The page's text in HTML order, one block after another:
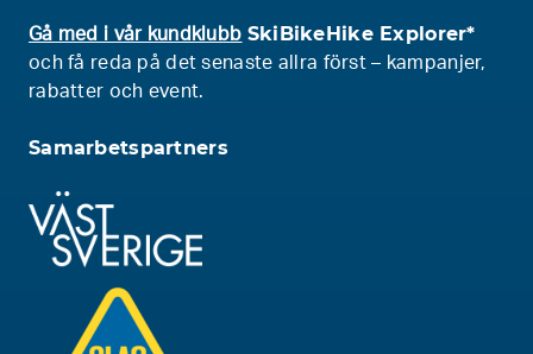
Gå med i vår kundklubb SkiBikeHike Explorer*
och få reda på det senaste allra först – kampanjer,
rabatter och event.
Samarbetspartners